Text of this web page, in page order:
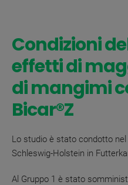
Condizioni
effetti di
di mangimi
Bicar®Z
Lo studio è stato condotto
Schleswig-Holstein in
Al Gruppo 1 è stato